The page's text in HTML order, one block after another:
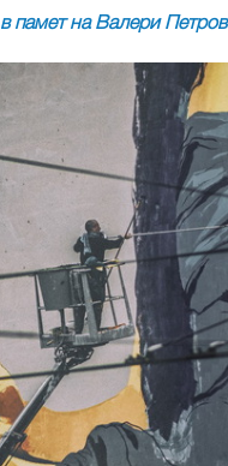
памет на Валери Петров